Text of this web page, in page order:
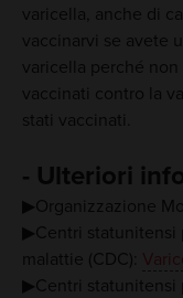
varicella, anche di
vaccinarvi se avete
varicella perché
vaccinati contro la
stati vaccinati.
- Ulteriori
▶Organizzazione
▶Centri statunitensi
malattie (CDC):
▶Centri statunitensi